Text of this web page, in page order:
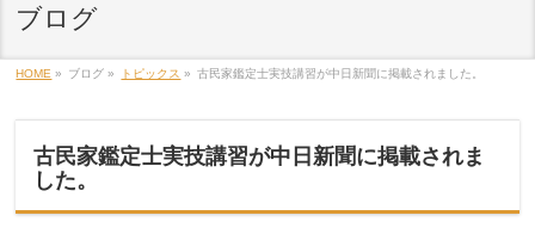
ブログ
HOME » ブログ » トピックス » 古民家鑑定士実技講習が中日新聞に掲載されました。
古民家鑑定士実技講習が中日新聞に掲載されま
した。